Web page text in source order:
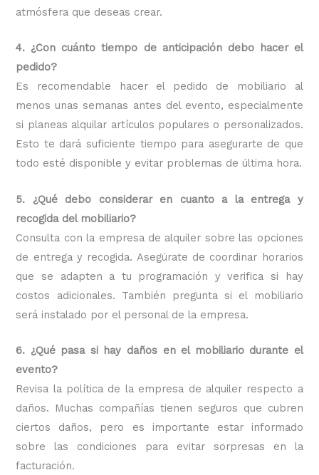
atmósfera que deseas crear.
4. ¿Con cuánto tiempo de anticipación debo hacer el
pedido?
Es recomendable hacer el pedido de mobiliario al
menos unas semanas antes del evento, especialmente
si planeas alquilar artículos populares o personalizados.
Esto te dará suficiente tiempo para asegurarte de que
todo esté disponible y evitar problemas de última hora.
5. ¿Qué debo considerar en cuanto a la entrega y
recogida del mobiliario?
Consulta con la empresa de alquiler sobre las opciones
de entrega y recogida. Asegúrate de coordinar horarios
que se adapten a tu programación y verifica si hay
costos adicionales. También pregunta si el mobiliario
será instalado por el personal de la empresa.
6. ¿Qué pasa si hay daños en el mobiliario durante el
evento?
Revisa la política de la empresa de alquiler respecto a
daños. Muchas compañías tienen seguros que cubren
ciertos daños, pero es importante estar informado
sobre las condiciones para evitar sorpresas en la
facturación.